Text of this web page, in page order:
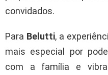
convidados.
Para Belutti, a
mais especial por
com a família e